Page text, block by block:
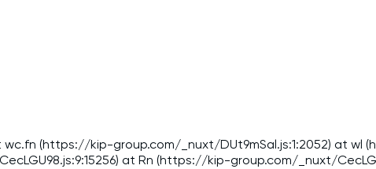
Силосы для цемента и обвязка
(https://kip-group.com/_nuxt/DUt9mSal.js:1:2052) at
at Rn (https://kip-group.com/_nuxt/